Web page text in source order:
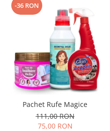
-36 RON
Pachet Rufe Magice
111,00 RON
75,00 RON